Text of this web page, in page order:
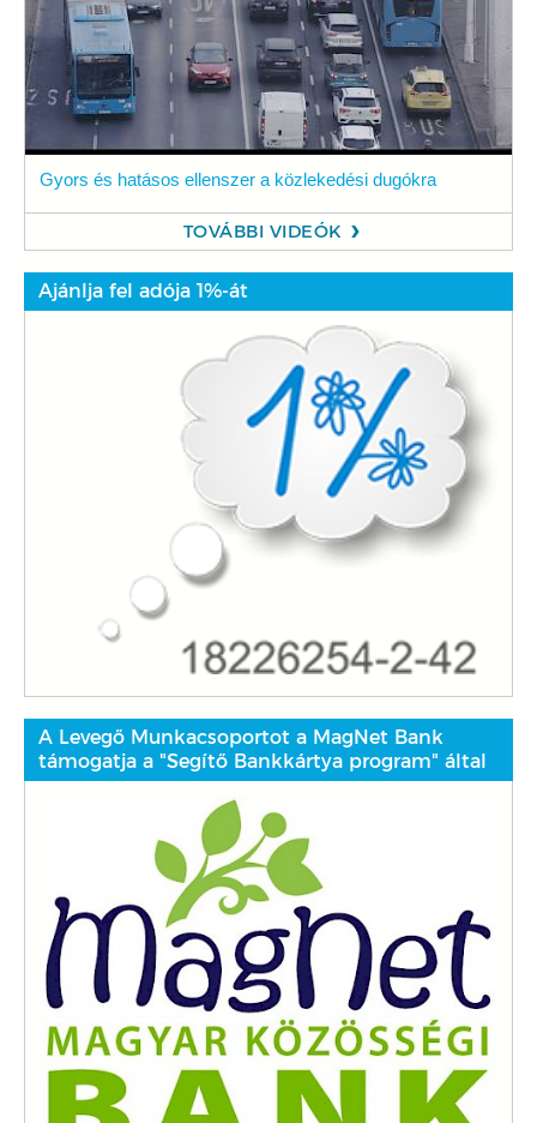
Gyors és hatásos ellenszer a közlekedési dugókra
TOVÁBBI VIDEÓK
Ajánlja fel adója 1%-át
A Levegő Munkacsoportot a MagNet Bank
támogatja a "Segítő Bankkártya program" által